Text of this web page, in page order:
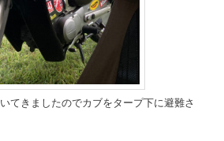
てきましたのでカブをタープ下に避難さ